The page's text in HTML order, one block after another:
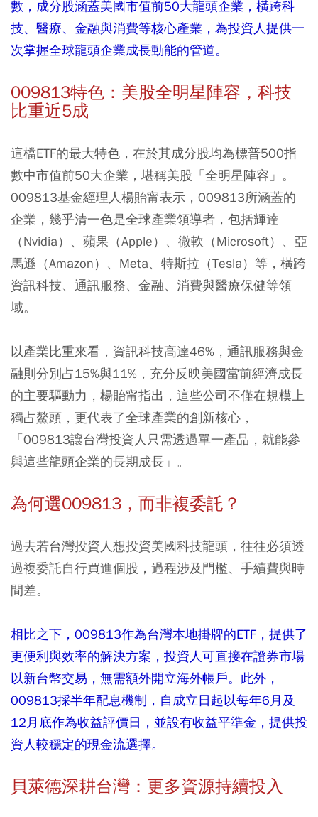
數，成分股涵蓋美國市值前50大龍頭企業，橫跨科
技、醫療、金融與消費等核心產業，為投資人提供一
次掌握全球龍頭企業成長動能的管道。
009813特色：美股全明星陣容，科技
比重近5成
這檔ETF的最大特色，在於其成分股均為標普500指
數中市值前50大企業，堪稱美股「全明星陣容」。
009813基金經理人楊貽甯表示，009813所涵蓋的
企業，幾乎清一色是全球產業領導者，包括輝達
（Nvidia）、蘋果（Apple）、微軟（Microsoft）、亞
馬遜（Amazon）、Meta、特斯拉（Tesla）等，橫跨
資訊科技、通訊服務、金融、消費與醫療保健等領
域。
以產業比重來看，資訊科技高達46%，通訊服務與金
融則分別占15%與11%，充分反映美國當前經濟成長
的主要驅動力，楊貽甯指出，這些公司不僅在規模上
獨占鰲頭，更代表了全球產業的創新核心，
「009813讓台灣投資人只需透過單一產品，就能參
與這些龍頭企業的長期成長」。
為何選009813，而非複委託？
過去若台灣投資人想投資美國科技龍頭，往往必須透
過複委託自行買進個股，過程涉及門檻、手續費與時
間差。
相比之下，009813作為台灣本地掛牌的ETF，提供了
更便利與效率的解決方案，投資人可直接在證券市場
以新台幣交易，無需額外開立海外帳戶。此外，
009813採半年配息機制，自成立日起以每年6月及
12月底作為收益評價日，並設有收益平準金，提供投
資人較穩定的現金流選擇。
貝萊德深耕台灣：更多資源持續投入